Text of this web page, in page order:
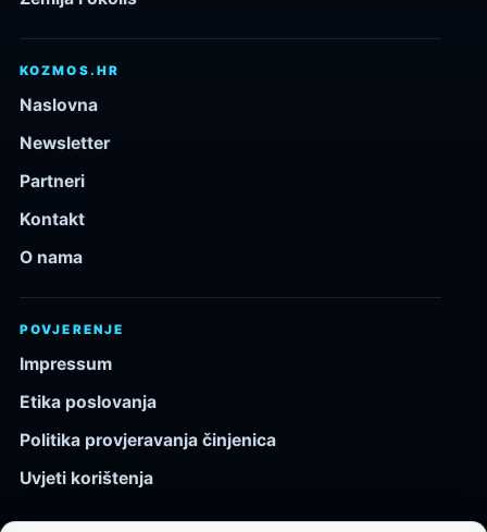
KOZMOS.HR
Naslovna
Newsletter
Partneri
Kontakt
O nama
POVJERENJE
Impressum
Etika poslovanja
Politika provjeravanja činjenica
Uvjeti korištenja